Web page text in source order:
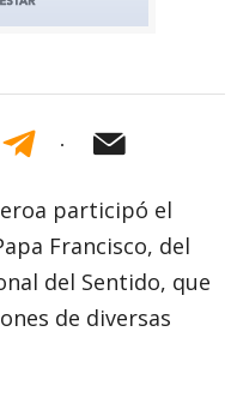
participó el
Francisco, del
del Sentido, que
de diversas